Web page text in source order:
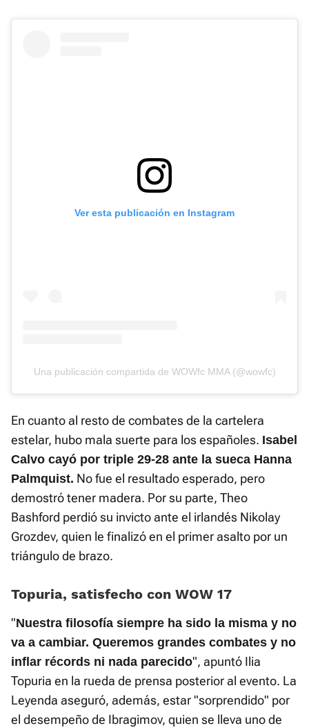
Ver esta publicación en Instagram
Una publicación compartida de WOWfc MMA (@wowfc)
En cuanto al resto de combates de la cartelera
estelar, hubo mala suerte para los españoles. Isabel
Calvo cayó por triple 29-28 ante la sueca Hanna
Palmquist. No fue el resultado esperado, pero
demostró tener madera. Por su parte, Theo
Bashford perdió su invicto ante el irlandés Nikolay
Grozdev, quien le finalizó en el primer asalto por un
triángulo de brazo.
Topuria, satisfecho con WOW 17
"Nuestra filosofía siempre ha sido la misma y no
va a cambiar. Queremos grandes combates y no
inflar récords ni nada parecido", apuntó Ilia
Topuria en la rueda de prensa posterior al evento. La
Leyenda aseguró, además, estar "sorprendido" por
el desempeño de Ibragimov, quien se lleva uno de